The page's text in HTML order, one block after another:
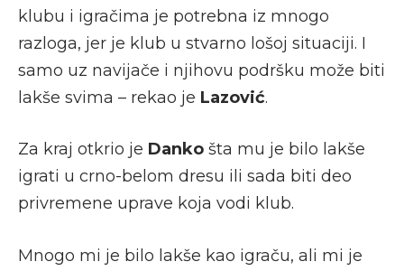
klubu i igračima je potrebna iz mnogo
razloga, jer je klub u stvarno lošoj situaciji. I
samo uz navijače i njihovu podršku može biti
lakše svima – rekao je Lazović.
Za kraj otkrio je Danko šta mu je bilo lakše
igrati u crno-belom dresu ili sada biti deo
privremene uprave koja vodi klub.
Mnogo mi je bilo lakše kao igraču, ali mi je